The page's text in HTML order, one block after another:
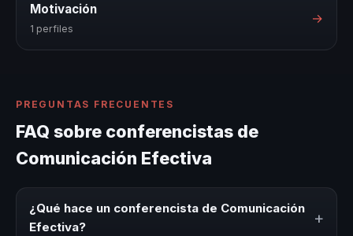
Motivación
1 perfiles
→
PREGUNTAS FRECUENTES
FAQ sobre conferencistas de
Comunicación Efectiva
¿Qué hace un conferencista de Comunicación
Efectiva?
+